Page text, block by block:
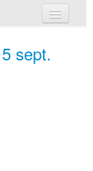
sept.